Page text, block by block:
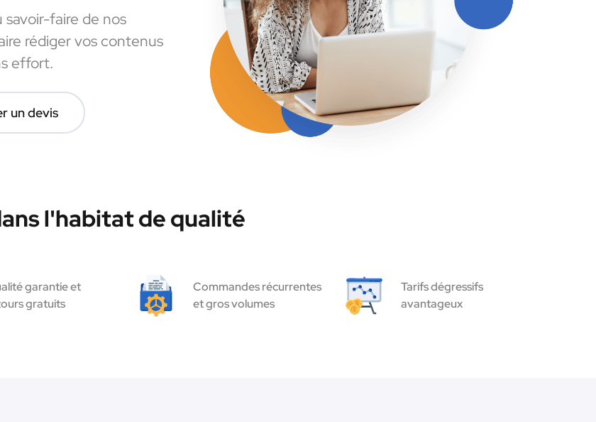
faire de nos
rédiger vos contenus
effort.
un devis
l'habitat de qualité
garantie et
gratuits
Commandes récurrentes
et gros volumes
Tarifs dégressifs
avantageux